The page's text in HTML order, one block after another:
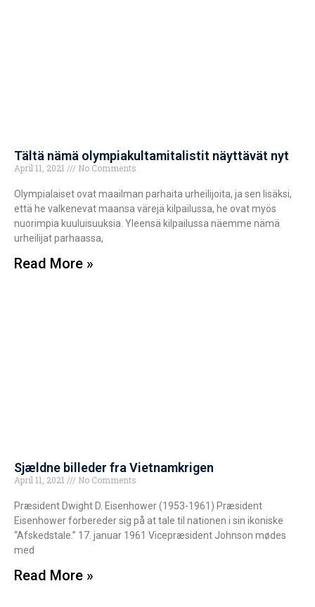
Tältä nämä olympiakultamitalistit näyttävät nyt
April 11, 2021 No Comments
Olympialaiset ovat maailman parhaita urheilijoita, ja sen lisäksi,
että he valkenevat maansa värejä kilpailussa, he ovat myös
nuorimpia kuuluisuuksia. Yleensä kilpailussa näemme nämä
urheilijat parhaassa,
Read More »
Sjældne billeder fra Vietnamkrigen
April 11, 2021 No Comments
Præsident Dwight D. Eisenhower (1953-1961) Præsident
Eisenhower forbereder sig på at tale til nationen i sin ikoniske
“Afskedstale.” 17. januar 1961 Vicepræsident Johnson mødes
med
Read More »